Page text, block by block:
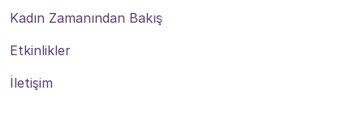
Kadın Zamanından Bakış
Etkinlikler
İletişim